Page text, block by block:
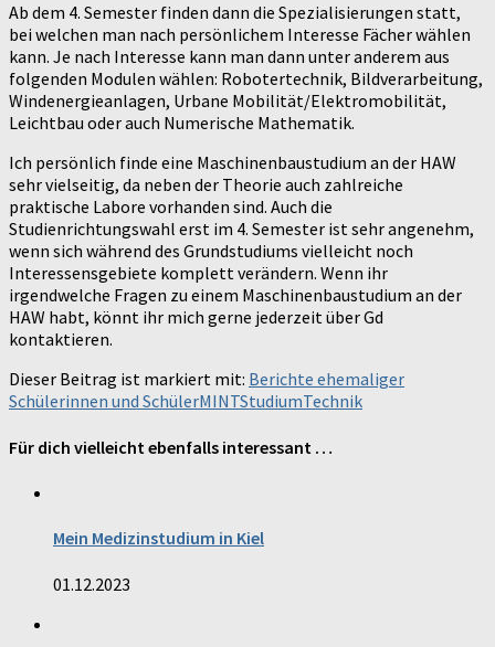
Ab dem 4. Semester finden dann die Spezialisierungen statt,
bei welchen man nach persönlichem Interesse Fächer wählen
kann. Je nach Interesse kann man dann unter anderem aus
folgenden Modulen wählen: Robotertechnik, Bildverarbeitung,
Windenergieanlagen, Urbane Mobilität/Elektromobilität,
Leichtbau oder auch Numerische Mathematik.
Ich persönlich finde eine Maschinenbaustudium an der HAW
sehr vielseitig, da neben der Theorie auch zahlreiche
praktische Labore vorhanden sind. Auch die
Studienrichtungswahl erst im 4. Semester ist sehr angenehm,
wenn sich während des Grundstudiums vielleicht noch
Interessensgebiete komplett verändern. Wenn ihr
irgendwelche Fragen zu einem Maschinenbaustudium an der
HAW habt, könnt ihr mich gerne jederzeit über Gd
kontaktieren.
Dieser Beitrag ist markiert mit: Berichte ehemaliger
Schülerinnen und SchülerMINTStudiumTechnik
Für dich vielleicht ebenfalls interessant …
Mein Medizinstudium in Kiel
01.12.2023